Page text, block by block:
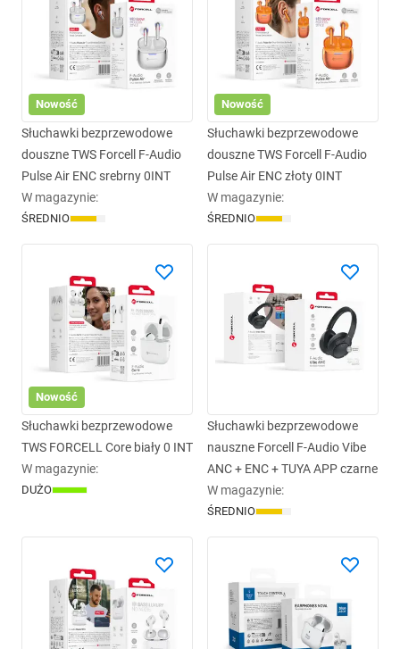
Nowość
Słuchawki bezprzewodowe
douszne TWS Forcell F-Audio
Pulse Air ENC srebrny 0INT
W magazynie:
ŚREDNIO
Nowość
Słuchawki bezprzewodowe
douszne TWS Forcell F-Audio
Pulse Air ENC złoty 0INT
W magazynie:
ŚREDNIO
Nowość
Słuchawki bezprzewodowe
TWS FORCELL Core biały 0 INT
W magazynie:
DUŻO
Słuchawki bezprzewodowe
nauszne Forcell F-Audio Vibe
ANC + ENC + TUYA APP czarne
W magazynie:
ŚREDNIO